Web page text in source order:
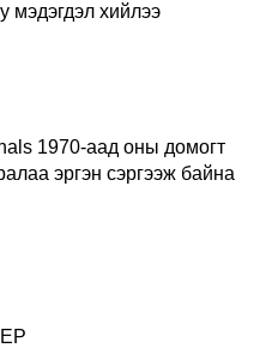
мэдэгдэл хийлээ
1970-аад оны домогт
эргэн сэргээж байна